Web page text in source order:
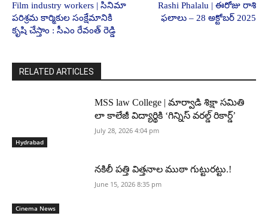
Film industry workers | సినిమా
పరిశ్రమ కార్మికుల సంక్షేమానికి
కృషి చేస్తాం : సీఎం రేవంత్ రెడ్డి
Rashi Phalalu | ఈరోజు రాశి
ఫలాలు – 28 అక్టోబర్ 2025
RELATED ARTICLES
Hydrabad
MSS law College | మార్వాడి శిక్షా సమితి
లా కాలేజీ విద్యార్థికి ‘గిన్నిస్ వరల్డ్ రికార్డ్’
July 28, 2026 4:04 pm
Cinema News
నకిలీ పత్తి విత్తనాల ముఠా గుట్టురట్టు.!
June 15, 2026 8:35 pm